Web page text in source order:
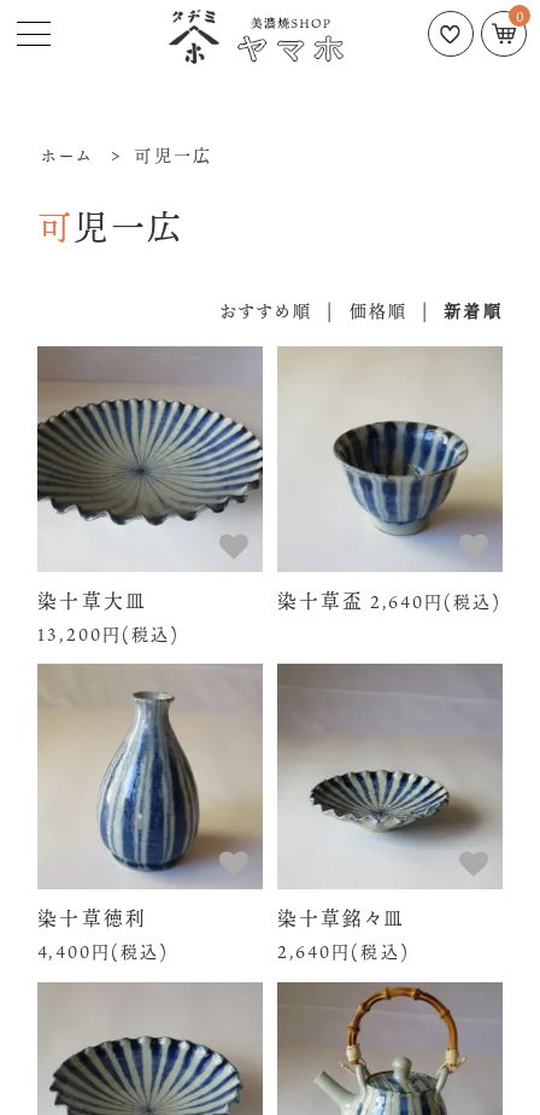
0
ホーム > 可児一広
可児一広
おすすめ順 | 価格順 |新着順
染十草大皿
13,200円(税込)
染十草盃 2,640円(税込)
染十草徳利
4,400円(税込)
染十草銘々皿
2,640円(税込)